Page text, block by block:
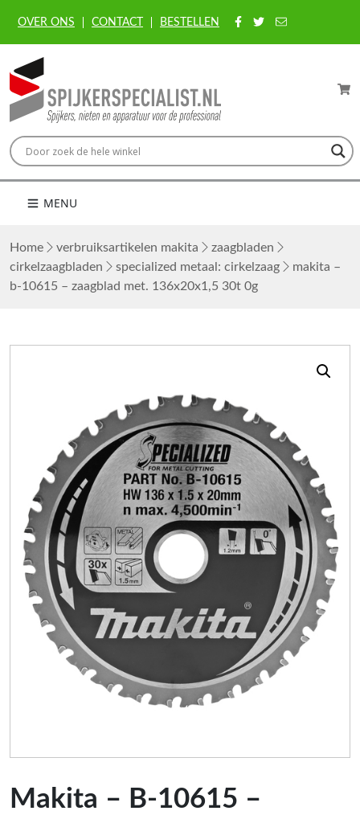
OVER ONS CONTACT BESTELLEN
MENU
Home verbruiksartikelen makita
zaagbladen
cirkelzaagbladen
specialized metaal: cirkelzaag
makita –
b-10615 – zaagblad met. 136x20x1,5 30t 0g
Makita – B-10615 –